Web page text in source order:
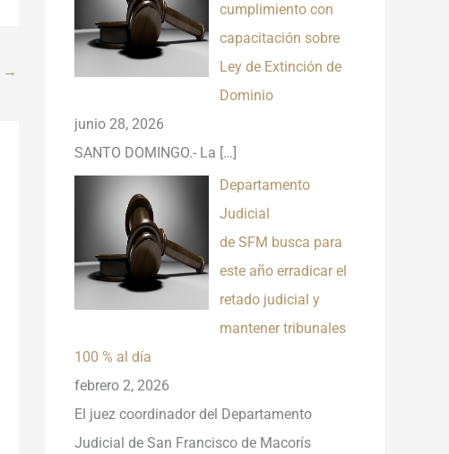
→
cumplimiento con
capacitación sobre
Ley de Extinción de
Dominio
junio 28, 2026
SANTO DOMINGO.- La […]
Departamento
Judicial
de SFM busca para
este año erradicar el
retado judicial y
mantener tribunales
100 % al día
febrero 2, 2026
El juez coordinador del Departamento
Judicial de San Francisco de Macorís